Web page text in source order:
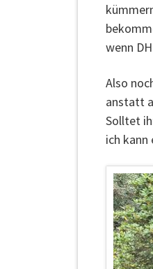
wenn
Also
anstatt
Solltet
ich kann